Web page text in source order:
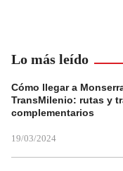
Lo más leído
Cómo llegar a
TransMilenio: rutas y
complementarios
19/03/2024